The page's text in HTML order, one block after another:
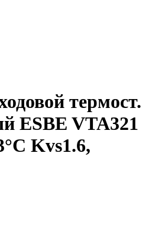
термост.
ESBE VTA321
Kvs1.6,